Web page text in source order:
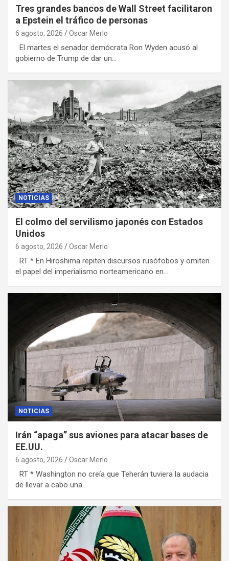
Tres grandes bancos de Wall Street facilitaron
a Epstein el tráfico de personas
6 agosto, 2026 Oscar Merlo
El martes el senador demócrata Ron Wyden acusó al
gobierno de Trump de dar un…
NOTICIAS
El colmo del servilismo japonés con Estados
Unidos
6 agosto, 2026 Oscar Merlo
RT * En Hiroshima repiten discursos rusófobos y omiten
el papel del imperialismo norteamericano en…
NOTICIAS
Irán “apaga” sus aviones para atacar bases de
EE.UU.
6 agosto, 2026 Oscar Merlo
RT * Washington no creía que Teherán tuviera la audacia
de llevar a cabo una…